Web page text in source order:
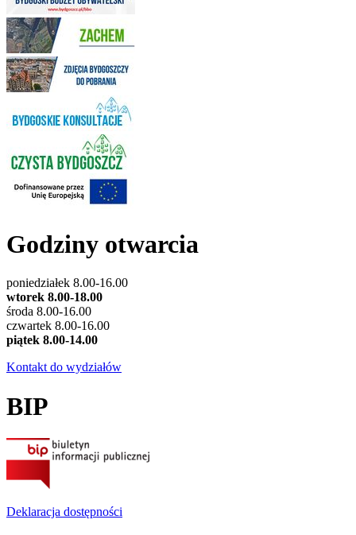
Godziny otwarcia
poniedziałek 8.00-16.00
wtorek 8.00-18.00
środa 8.00-16.00
czwartek 8.00-16.00
piątek 8.00-14.00
Kontakt do wydziałów
BIP
Deklaracja dostępności